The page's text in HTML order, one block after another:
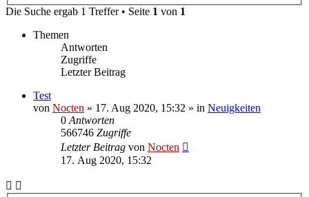
Die Suche ergab 1 Treffer • Seite 1 von 1
Themen
Antworten
Zugriffe
Letzter Beitrag
Test
von Nocten » 17. Aug 2020, 15:32 » in Neuigkeiten
0 Antworten
566746 Zugriffe
Letzter Beitrag von Nocten
17. Aug 2020, 15:32